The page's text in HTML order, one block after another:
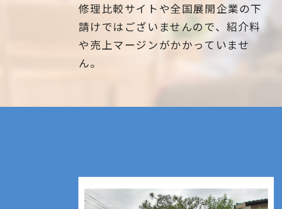
修理比較サイトや全国展開企業の下
請けではございませんので、紹介料
や売上マージンがかかっていませ
ん。